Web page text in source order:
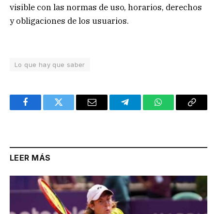
visible con las normas de uso, horarios, derechos
y obligaciones de los usuarios.
Lo que hay que saber
FacebookTwitter Email TelegramWhatsAppCopy
LEER MÁS